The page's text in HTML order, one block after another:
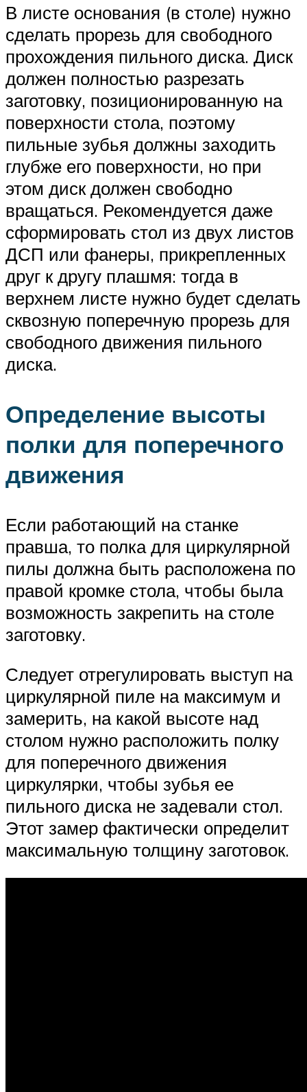
В листе основания (в столе) нужно
сделать прорезь для свободного
прохождения пильного диска. Диск
должен полностью разрезать
заготовку, позиционированную на
поверхности стола, поэтому
пильные зубья должны заходить
глубже его поверхности, но при
этом диск должен свободно
вращаться. Рекомендуется даже
сформировать стол из двух листов
ДСП или фанеры, прикрепленных
друг к другу плашмя: тогда в
верхнем листе нужно будет сделать
сквозную поперечную прорезь для
свободного движения пильного
диска.
Определение высоты
полки для поперечного
движения
Если работающий на станке
правша, то полка для циркулярной
пилы должна быть расположена по
правой кромке стола, чтобы была
возможность закрепить на столе
заготовку.
Следует отрегулировать выступ на
циркулярной пиле на максимум и
замерить, на какой высоте над
столом нужно расположить полку
для поперечного движения
циркулярки, чтобы зубья ее
пильного диска не задевали стол.
Этот замер фактически определит
максимальную толщину заготовок.